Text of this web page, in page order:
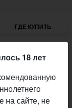
ГДЕ КУПИТЬ
18 лет
на сайте, не